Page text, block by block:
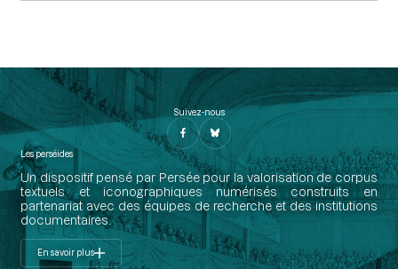
Suivez-nous
Les perséides
Un dispositif pensé par Persée pour la valorisation de corpus
textuels et iconographiques numérisés construits en
partenariat avec des équipes de recherche et des institutions
documentaires.
En savoir plus